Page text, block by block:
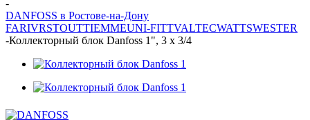
-
DANFOSS в Ростове-на-Дону
FARIVRSTOUTTIEMMEUNI-FITTVALTECWATTSWESTER
-Коллекторный блок Danfoss 1", 3 х 3/4